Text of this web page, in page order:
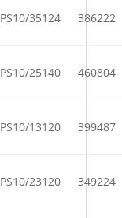
PS10/35124 386222
PS10/25140 460804
PS10/13120 399487
PS10/23120 349224